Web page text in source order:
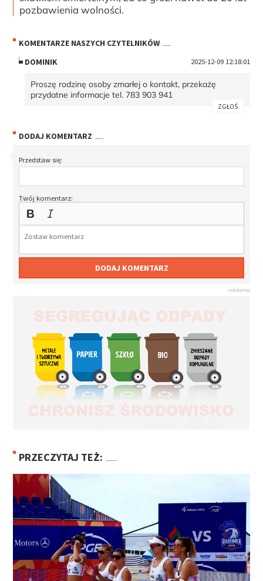
pozbawienia wolności.
KOMENTARZE NASZYCH CZYTELNIKÓW
DOMINIK
2025-12-09 12:18:01
Proszę rodzinę osoby zmarłej o kontakt, przekażę
przydatne informacje tel. 783 903 941
ZGŁOŚ
DODAJ KOMENTARZ
Przedstaw się:
Twój komentarz:
DODAJ KOMENTARZ
PRZECZYTAJ TEŻ: